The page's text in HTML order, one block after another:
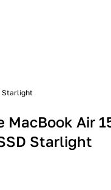
Starlight
MacBook Air
Starlight